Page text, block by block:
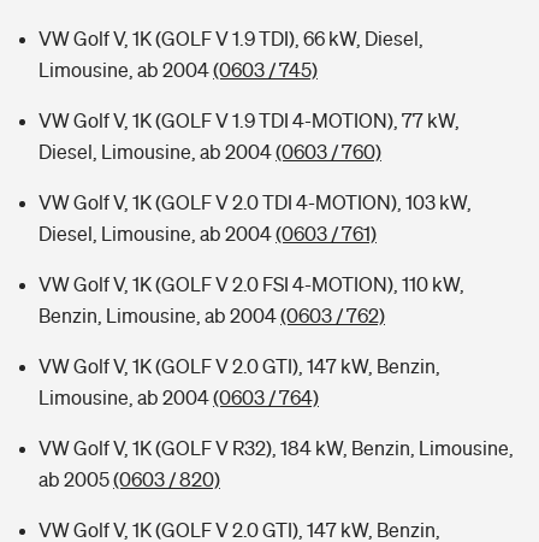
VW Golf V, 1K (GOLF V 1.9 TDI), 66 kW, Diesel,
Limousine, ab 2004(0603 / 745)
VW Golf V, 1K (GOLF V 1.9 TDI 4-MOTION), 77 kW,
Diesel, Limousine, ab 2004(0603 / 760)
VW Golf V, 1K (GOLF V 2.0 TDI 4-MOTION), 103 kW,
Diesel, Limousine, ab 2004(0603 / 761)
VW Golf V, 1K (GOLF V 2.0 FSI 4-MOTION), 110 kW,
Benzin, Limousine, ab 2004(0603 / 762)
VW Golf V, 1K (GOLF V 2.0 GTI), 147 kW, Benzin,
Limousine, ab 2004(0603 / 764)
VW Golf V, 1K (GOLF V R32), 184 kW, Benzin, Limousine,
ab 2005(0603 / 820)
VW Golf V, 1K (GOLF V 2.0 GTI), 147 kW, Benzin,